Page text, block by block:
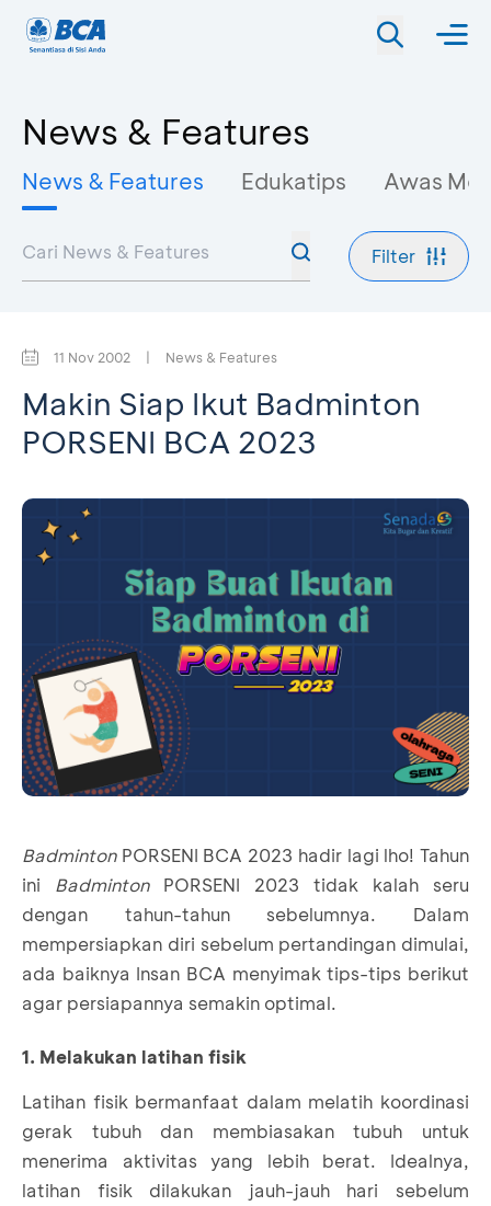
News & Features
News & Features Edukatips Awas
Filter
11 Nov 2002 | News & Features
Makin Siap Ikut Badminton
PORSENI BCA 2023
BadmintonPORSENI BCA 2023 hadir lagi lho! Tahun
ini BadmintonPORSENI 2023 tidak kalah seru
dengan tahun-tahun sebelumnya. Dalam
mempersiapkan diri sebelum pertandingan dimulai,
ada baiknya Insan BCA menyimak tips-tips berikut
agar persiapannya semakin optimal.
1. Melakukan latihan fisik
Latihan fisik bermanfaat dalam melatih koordinasi
gerak tubuh dan membiasakan tubuh untuk
menerima aktivitas yang lebih berat. Idealnya,
latihan fisik dilakukan jauh-jauh hari sebelum